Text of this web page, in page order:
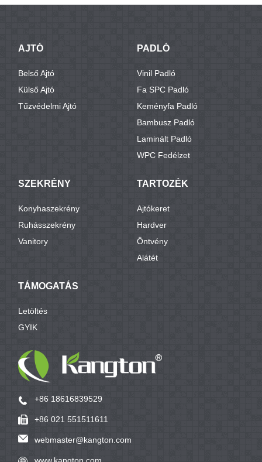
AJTÓ
Belső Ajtó
Külső Ajtó
Tűzvédelmi Ajtó
PADLÓ
Vinil Padló
Fa SPC Padló
Keményfa Padló
Bambusz Padló
Laminált Padló
WPC Fedélzet
SZEKRÉNY
Konyhaszekrény
Ruhásszekrény
Vanitory
TARTOZÉK
Ajtókeret
Hardver
Öntvény
Alátét
TÁMOGATÁS
Letöltés
GYIK
+86 18616839529
+86 021 551511611
webmaster@kangton.com
www.kangton.com